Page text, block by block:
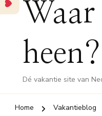
heen?
Dé vakantie site van
Home Vakantieblog